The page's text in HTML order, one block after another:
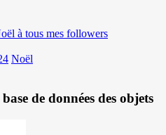
à tous mes followers
Noël
de données des objets